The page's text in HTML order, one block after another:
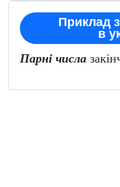
Приклад
в
Парні числа